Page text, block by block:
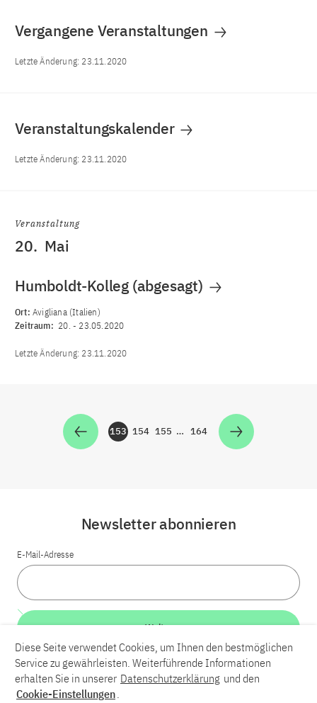
Vergangene Veranstaltungen
Letzte Änderung: 23.11.2020
Veranstaltungskalender
Letzte Änderung: 23.11.2020
Veranstaltung
20. Mai
Humboldt-Kolleg (abgesagt)
Ort: Avigliana (Italien)
Zeitraum: 20. - 23.05.2020
Letzte Änderung: 23.11.2020
Zur Seite
153 Zur Seite
154 Zur Seite
155 … Zur Seite
164
LinkedInBlueskyYouTube
Newsletter abonnieren
E-Mail-Adresse
Weiter
Diese Seite verwendet Cookies, um Ihnen den bestmöglichen
Service zu gewährleisten. Weiterführende Informationen
erhalten Sie in unserer Datenschutzerklärung und den
Cookie-Einstellungen.